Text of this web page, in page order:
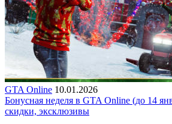
GTA Online 10.01.2026
Бонусная неделя в GTA Online (до 14
скидки, эксклюзивы